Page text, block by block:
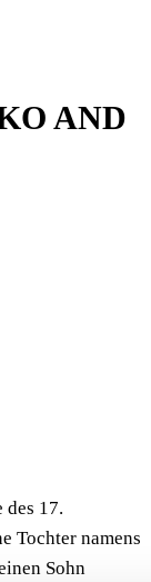
AND
17.
Tochter namens
Sohn